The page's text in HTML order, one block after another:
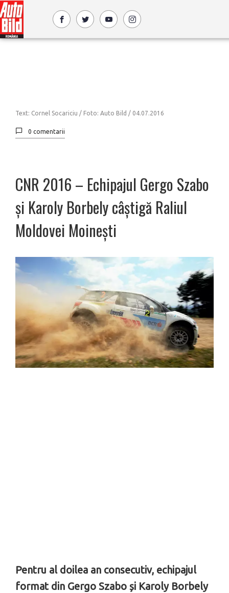
Text: Cornel Socariciu / Foto: Auto Bild / 04.07.2016
0 comentarii
CNR 2016 – Echipajul Gergo Szabo
și Karoly Borbely câștigă Raliul
Moldovei Moinești
Pentru al doilea an consecutiv, echipajul
format din Gergo Szabo și Karoly Borbely